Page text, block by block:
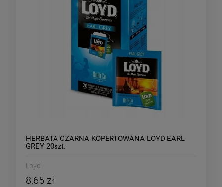
HERBATA CZARNA KOPERTOWANA LOYD EARL
GREY 20szt.
Loyd
8,65 zł